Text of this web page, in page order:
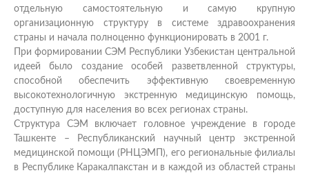
отдельную самостоятельную и самую крупную
организационную структуру в системе здравоохранения
страны и начала полноценно функционировать в 2001 г.
При формировании СЭМ Республики Узбекистан центральной
идеей было создание особей разветвленной структуры,
способной обеспечить эффективную своевременную
высокотехнологичную экстренную медицинскую помощь,
доступную для населения во всех регионах страны.
Структура СЭМ включает головное учреждение в городе
Ташкенте – Республиканский научный центр экстренной
медицинской помощи (РНЦЭМП), его региональные филиалы
в Республике Каракалпакстан и в каждой из областей страны